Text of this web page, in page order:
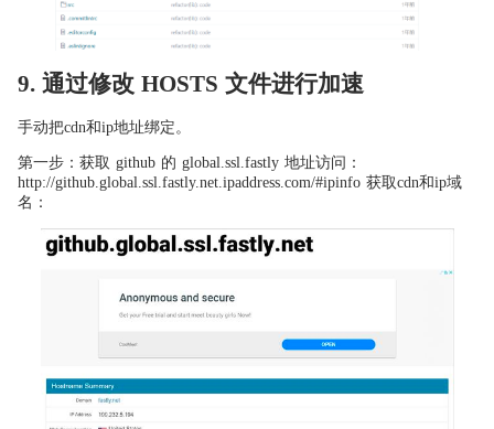
9. 通过修改 HOSTS 文件进行加速
手动把cdn和ip地址绑定。
第一步：获取 github 的 global.ssl.fastly 地址访问：
http://github.global.ssl.fastly.net.ipaddress.com/#ipinfo 获取cdn和ip域
名：